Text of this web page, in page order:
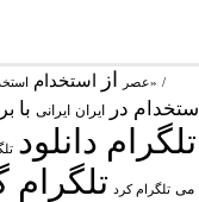
/ «عصر از استخدام
استخدام در ایران ایرانی با
تلگرام دانلود
می تلگرام کرد تلگرام